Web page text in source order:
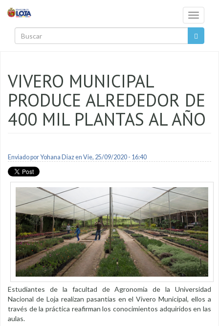
Toggle
VIVERO MUNICIPAL
PRODUCE ALREDEDOR DE
400 MIL PLANTAS AL AÑO
Enviado porYohana Diazen Vie, 25/09/2020 - 16:40
Estudiantes de la facultad de Agronomía de la Universidad
Nacional de Loja realizan pasantías en el Vivero Municipal, ellos a
través de la práctica reafirman los conocimientos adquiridos en las
aulas.